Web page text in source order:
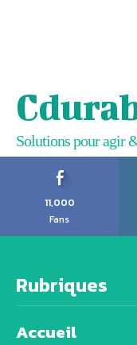
Solutions pour agir
11,000
Fans
Rubriques
Accueil